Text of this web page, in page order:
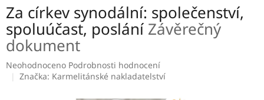
Za církev synodální: společenství,
spoluúčast, poslání Závěrečný
dokument
Průměrné
hodnocení
Neohodnoceno Podrobnosti hodnocení
Značka: Karmelitánské nakladatelství